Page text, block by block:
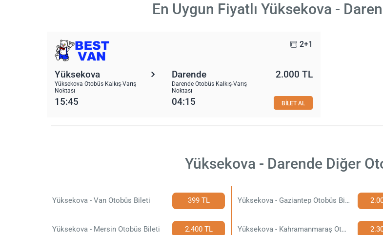
En Uygun Fiyatlı Yüksekova -
2+1
Yüksekova
Yüksekova Otobüs Kalkış-Varış
Noktası
Darende
Darende Otobüs Kalkış-Varış
Noktası
2.000 TL
15:45 04:15 BİLET AL
Yüksekova - Darende Diğer
Yüksekova - Van Otobüs Bileti 399 TL Yüksekova - Gaziantep Otobüs Bileti
Yüksekova - Mersin Otobüs Bileti 2.400 TL Yüksekova - Kahramanmaraş Otobüs Bileti